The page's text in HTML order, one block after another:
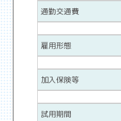
通勤交通費
雇用形態
加入保険等
試用期間